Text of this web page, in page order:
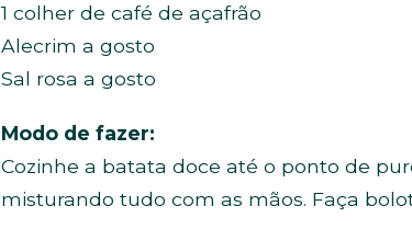
1 colher de café de açafrão
Alecrim a gosto
Sal rosa a gosto
Modo de fazer:
Cozinhe a batata doce até o ponto de
misturando tudo com as mãos. Faça